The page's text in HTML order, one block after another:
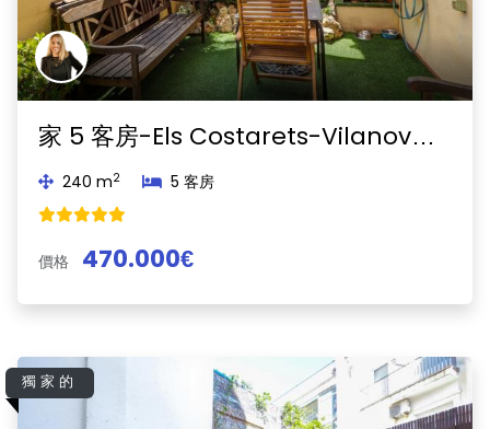
家 5 客房-Els Costarets-Vilanova i la Geltrú
240 m2 5 客房
價格 470.000€
獨家的